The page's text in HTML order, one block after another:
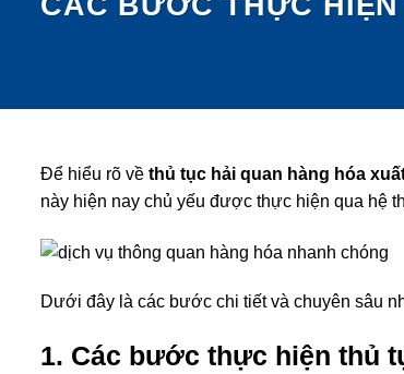
Để hiểu rõ về thủ tục hải quan hàng hóa
này hiện nay chủ yếu được thực hiện qua hệ
Dưới đây là các bước chi tiết và chuyên sâu
1. Các bước thực hiện thủ